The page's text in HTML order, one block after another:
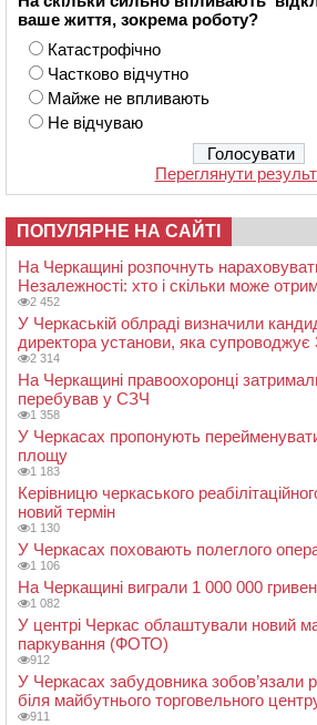
ваше життя, зокрема роботу?
Катастрофічно
Частково відчутно
Майже не впливають
Не відчуваю
Переглянути
ПОПУЛЯРНЕ НА САЙТІ
На Черкащині розпочнуть
Незалежності: хто і скільки може
2 452
У Черкаській облраді визначили
директора установи, яка супроводжує
2 314
На Черкащині правоохоронці
перебував у СЗЧ
1 358
У Черкасах пропонують
площу
1 183
Керівницю черкаського
новий термін
1 130
У Черкасах поховають полеглого
1 106
На Черкащині виграли 1 000 000
1 082
У центрі Черкас облаштували новий
паркування (ФОТО)
912
У Черкасах забудовника зобов’язали
біля майбутнього торговельного
911